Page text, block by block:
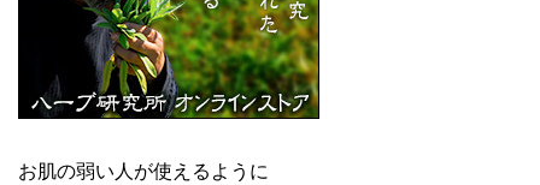
お肌の弱い人が使えるように